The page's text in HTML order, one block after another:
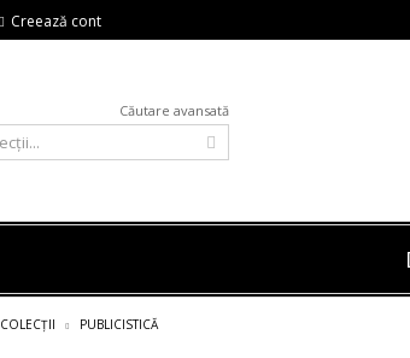
Creează cont
Căutare avansată
COLECȚII PUBLICISTICĂ